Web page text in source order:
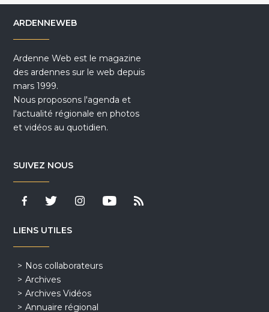
ARDENNEWEB
Ardenne Web est le magazine
des ardennes sur le web depuis
mars 1999.
Nous proposons l'agenda et
l'actualité régionale en photos
et vidéos au quotidien.
SUIVEZ NOUS
LIENS UTILES
Nos collaborateurs
Archives
Archives Vidéos
Annuaire régional